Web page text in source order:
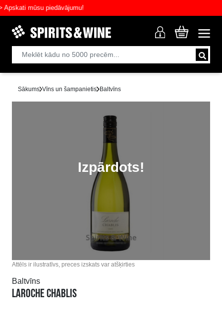
mūsu piedāvājumu!
Sākums Vīns un šampanietis Baltvīns
Izpārdots!
Attēls ir ilustratīvs, preces izskats var atšķirties
Baltvīns
LAROCHE CHABLIS